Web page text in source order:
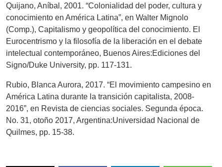
Quijano, Aníbal, 2001. “Colonialidad del poder, cultura y
conocimiento en América Latina”, en Walter Mignolo
(Comp.), Capitalismo y geopolítica del conocimiento. El
Eurocentrismo y la filosofía de la liberación en el debate
intelectual contemporáneo, Buenos Aires:Ediciones del
Signo/Duke University, pp. 117-131.
Rubio, Blanca Aurora, 2017. “El movimiento campesino en
América Latina durante la transición capitalista, 2008-
2016”, en Revista de ciencias sociales. Segunda época.
No. 31, otoño 2017, Argentina:Universidad Nacional de
Quilmes, pp. 15-38.